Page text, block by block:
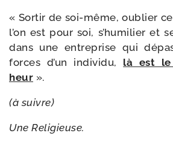
« Sortir de soi-​même, oublier
l’on est pour soi, s’hu­mi­lier et
dans une entre­prise qui
forces d’un indi­vi­du, là est
heur ».
(à suivre)
Une Religieuse.